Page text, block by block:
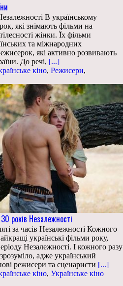
В українському
які знімають фільми на
жінки. Їх фільми
та міжнародних
які активно розвивають
До речі, [...]
кіно, Режисери,
років Незалежності
за часів Незалежності Кожного
українські фільми року,
Незалежності. І кожного разу
адже український
режисери та сценаристи [...]
кіно, Українське кіно